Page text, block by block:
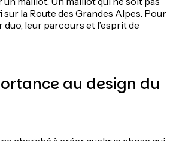
la Route des Grandes Alpes. Pour
leur parcours et l’esprit de
au design du